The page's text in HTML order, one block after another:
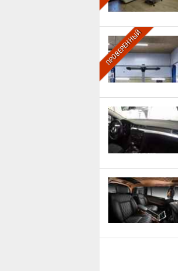
ПРОВЕРЕННЫЙ